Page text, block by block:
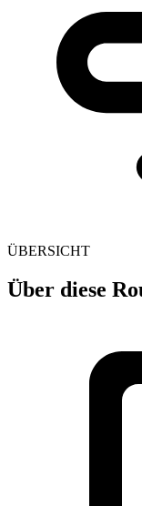
ÜBERSICHT
Über diese